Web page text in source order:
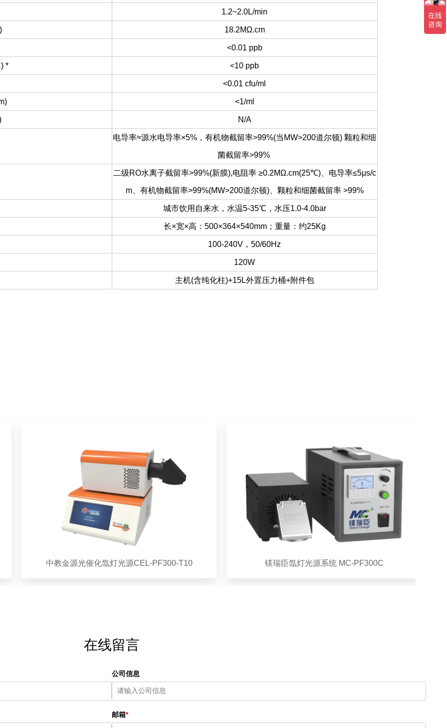
1.2~2.0L/min
18.2MΩ.cm
<0.01 ppb
* <10 ppb
<0.01 cfu/ml
<1/ml
N/A
电导率≈源水电导率×5%，有机物截留率>99%(当MW>200道尔顿) 颗粒和细
菌截留率>99%
二级RO水离子截留率>99%(新膜),电阻率 ≥0.2MΩ.cm(25℃)、电导率≤5μs/c
m、有机物截留率>99%(MW>200道尔顿)、颗粒和细菌截留率 >99%
城市饮用自来水，水温5-35℃，水压1.0-4.0bar
长×宽×高：500×364×540mm；重量：约25Kg
100-240V，50/60Hz
120W
主机(含纯化柱)+15L外置压力桶+附件包
中教金源光催化氙灯光源CEL-PF300-T10 镁瑞臣氙灯光源系统 MC-PF300C
在线留言
公司信息
邮箱*